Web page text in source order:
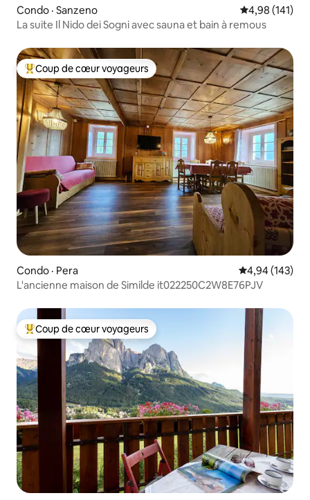
Condo · Sanzeno Note
4,98 (141)
La suite Il Nido dei Sogni avec sauna et bain à remous
Coup de cœur voyageurs parmi les plus aimés
Coup de cœur voyageurs
Condo · Pera Note
4,94 (143)
L'ancienne maison de Similde it022250C2W8E76PJV
Coup de cœur voyageurs parmi les plus aimés
Coup de cœur voyageurs